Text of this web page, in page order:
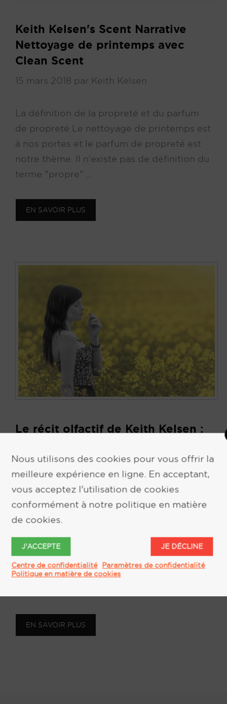
Keith Kelsen's Scent Narrative
Nettoyage de printemps avec
Clean Scent
15 mars 2018 par Keith Kelsen
La définition de la propreté et du parfum
de propreté Le nettoyage de printemps est
à nos portes et le parfum de propreté est
notre thème. Il n'existe pas de définition du
terme "propre" ...
EN SAVOIR PLUS
Le récit olfactif de Keith Kelsen :
trajets domicile-travail
10 novembre 2017 parKeith Kelsen
Le trajet domicile-travail est le pire
voiture sont une expérience néfaste, à
moins que vous n'aimiez le sentiment
d'être pris au piège. Néanmoins, les gens
EN SAVOIR PLUS
Nous utilisons des cookies pour vous offrir la
meilleure expérience en ligne. En acceptant,
vous acceptez l'utilisation de cookies
conformément à notre politique en matière
de cookies.
J'ACCEPTE JE DÉCLINE
Centre de confidentialité Paramètres de confidentialité
Politique en matière de cookies